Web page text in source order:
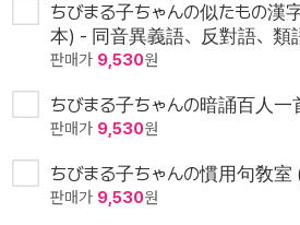
ちびまる子ちゃんの似たもの
本) - 同音異義語、反對語、類
판매가 9,530원
ちびまる子ちゃんの暗誦百人
판매가 9,530원
ちびまる子ちゃんの慣用句敎室
판매가 9,530원